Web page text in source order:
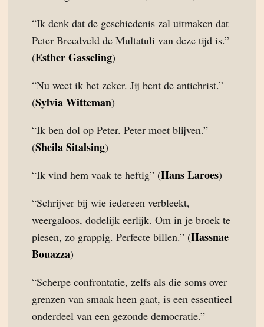
“Ik denk dat de geschiedenis zal uitmaken dat
Peter Breedveld de Multatuli van deze tijd is.”
(Esther Gasseling)
“Nu weet ik het zeker. Jij bent de antichrist.”
(Sylvia Witteman)
“Ik ben dol op Peter. Peter moet blijven.”
(Sheila Sitalsing)
“Ik vind hem vaak te heftig” (Hans Laroes)
“Schrijver bij wie iedereen verbleekt,
weergaloos, dodelijk eerlijk. Om in je broek te
piesen, zo grappig. Perfecte billen.” (Hassnae
Bouazza)
“Scherpe confrontatie, zelfs als die soms over
grenzen van smaak heen gaat, is een essentieel
onderdeel van een gezonde democratie.”